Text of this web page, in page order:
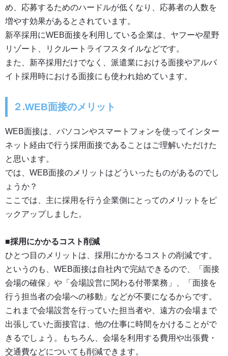
め、応募するためのハードルが低くなり、応募者の人数を
増やす効果があるとされています。
新卒採用にWEB面接を利用している企業は、ヤフーや星野
リゾート、リクルートライフスタイルなどです。
また、新卒採用だけでなく、派遣業における面接やアルバ
イト採用時における面接にも使われ始めています。
２.WEB面接のメリット
WEB面接は、パソコンやスマートフォンを使ってインター
ネット経由で行う採用面接であることはご理解いただけた
と思います。
では、 WEB面接のメリットはどういったものがあるのでし
ょうか？
ここでは、主に採用を行う企業側にとってのメリットをピ
ックアップしました。
■採用にかかるコスト削減
ひとつ目のメリットは、採用にかかるコストの削減です。
というのも、WEB面接は自社内で完結できるので、「面接
会場の確保」や「会場設営に関わる付帯業務」、「面接を
行う担当者の会場への移動」などが不要になるからです。
これまで会場設営を行っていた担当者や、遠方の会場まで
出張していた面接官は、他の仕事に時間をかけることがで
きるでしょう。もちろん、会場を利用する費用や出張費・
交通費などについても削減できます。